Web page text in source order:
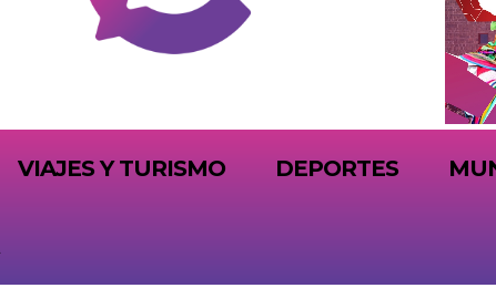
VIAJES Y TURISMO DEPORTES